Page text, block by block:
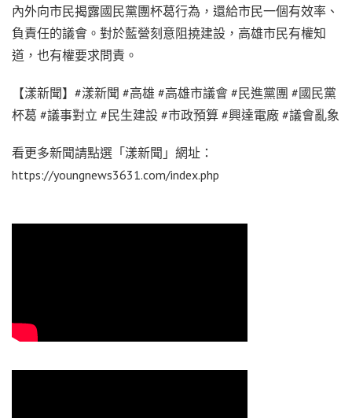
內外向市民揭露國民黨團杯葛行為，還給市民一個有效率、
負責任的議會。對於藍營刻意阻撓建設，高雄市民有權知
道，也有權要求問責。
【漾新聞】#漾新聞 #高雄 #高雄市議會 #民進黨團 #國民黨
杯葛 #議事對立 #民生建設 #市政預算 #興達電廠 #議會亂象
看更多新聞請點選「漾新聞」網址：
https://youngnews3631.com/index.php